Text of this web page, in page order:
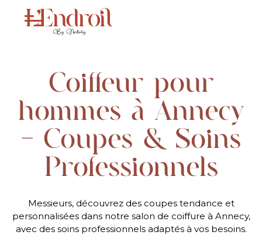
Coiffeur pour
hommes à Annecy
- Coupes & Soins
Professionnels
Messieurs, découvrez des coupes tendance et
personnalisées dans notre salon de coiffure à Annecy,
avec des soins professionnels adaptés à vos besoins.